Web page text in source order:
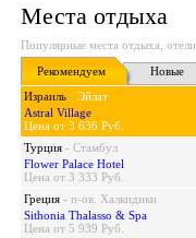
Места отдыха
Популярные места отдыха, отели
Рекомендуем
Новые
Израиль - Эйлат
Astral Village
Цена от 3 636 Руб.
Турция - Стамбул
Flower Palace Hotel
Цена от 3 333 Руб.
Греция - п-ов. Халкидики
Sithonia Thalasso & Spa
Цена от 5 939 Руб.